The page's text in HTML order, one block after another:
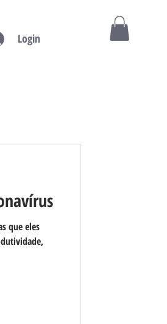
Login
que eles